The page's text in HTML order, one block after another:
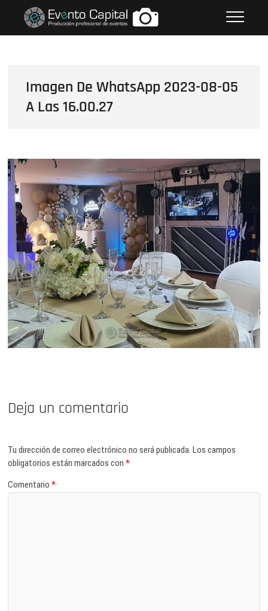
contenido
FOTOS GRUPO EMPRESARIAL
Imagen De WhatsApp 2023-08-05
A Las 16.00.27
Deja un comentario
Tu dirección de correo electrónico no será publicada. Los campos
obligatorios están marcados con*
Comentario*